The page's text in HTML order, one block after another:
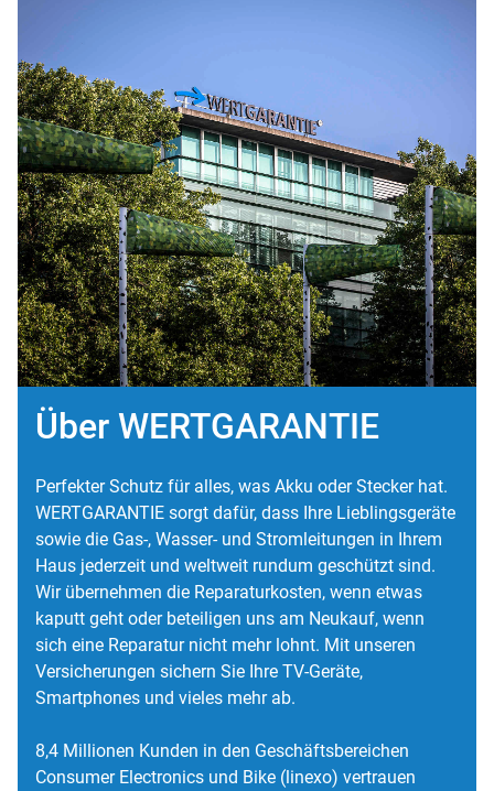
Über WERTGARANTIE
Perfekter Schutz für alles, was Akku oder Stecker hat.
WERTGARANTIE sorgt dafür, dass Ihre Lieblingsgeräte
sowie die Gas-, Wasser- und Stromleitungen in Ihrem
Haus jederzeit und weltweit rundum geschützt sind.
Wir übernehmen die Reparaturkosten, wenn etwas
kaputt geht oder beteiligen uns am Neukauf, wenn
sich eine Reparatur nicht mehr lohnt. Mit unseren
Versicherungen sichern Sie Ihre TV-Geräte,
Smartphones und vieles mehr ab.
8,4 Millionen Kunden in den Geschäftsbereichen
Consumer Electronics und Bike (linexo) vertrauen